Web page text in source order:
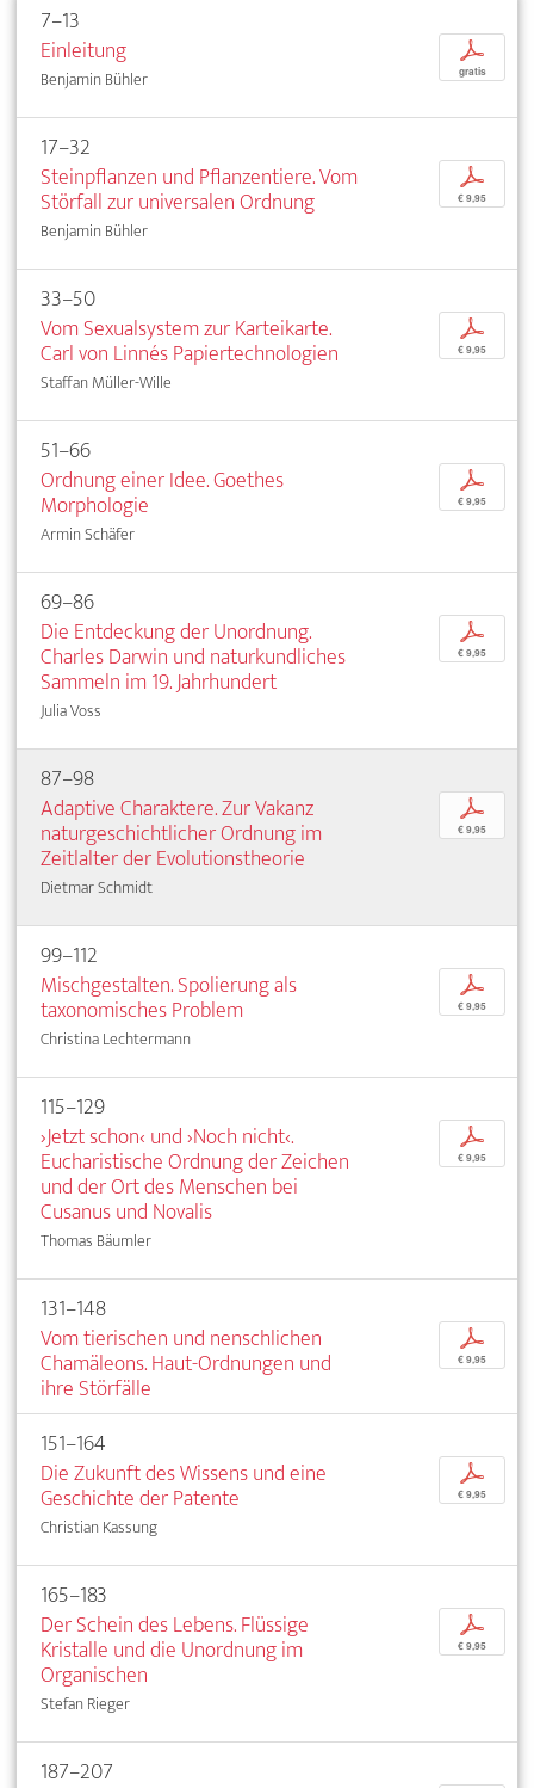
7–13
Einleitung
Benjamin Bühler
p
gratis
17–32
Steinpflanzen und Pflanzentiere. Vom
Störfall zur universalen Ordnung
Benjamin Bühler
p
€ 9,95
33–50
Vom Sexualsystem zur Karteikarte.
Carl von Linnés Papiertechnologien
Staffan Müller-Wille
p
€ 9,95
51–66
Ordnung einer Idee. Goethes
Morphologie
Armin Schäfer
p
€ 9,95
69–86
Die Entdeckung der Unordnung.
Charles Darwin und naturkundliches
Sammeln im 19. Jahrhundert
Julia Voss
p
€ 9,95
87–98
Adaptive Charaktere. Zur Vakanz
naturgeschichtlicher Ordnung im
Zeitlalter der Evolutionstheorie
Dietmar Schmidt
p
€ 9,95
99–112
Mischgestalten. Spolierung als
taxonomisches Problem
Christina Lechtermann
p
€ 9,95
115–129
›Jetzt schon‹ und ›Noch nicht‹.
Eucharistische Ordnung der Zeichen
und der Ort des Menschen bei
Cusanus und Novalis
Thomas Bäumler
p
€ 9,95
131–148
Vom tierischen und nenschlichen
Chamäleons. Haut-Ordnungen und
ihre Störfälle
p
€ 9,95
151–164
Die Zukunft des Wissens und eine
Geschichte der Patente
Christian Kassung
p
€ 9,95
165–183
Der Schein des Lebens. Flüssige
Kristalle und die Unordnung im
Organischen
Stefan Rieger
p
€ 9,95
187–207